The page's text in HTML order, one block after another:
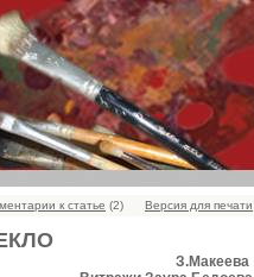
к статье (2) Версия для печати
З.Макеева